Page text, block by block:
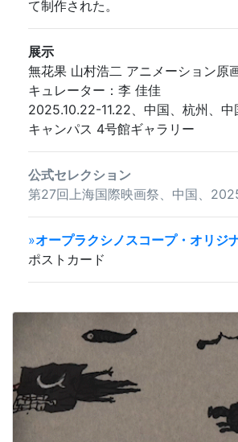
て制作された。
展示
無花果 山村浩二 アニメーション原
キュレーター：李 佳佳
2025.10.22-11.22、中国、杭州、
キャンパス 4号館ギャラリー
公式セレクション
第27回上海国際映画祭、中国、
»オープラクシノスコープ・オリジ
ポストカード